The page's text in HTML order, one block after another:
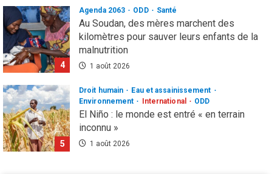
4
Agenda 2063 ODD Santé
Au Soudan, des mères marchent des
kilomètres pour sauver leurs enfants de la
malnutrition
1 août 2026
5
Droit humain
Eau et assainissement
Environnement
International ODD
El Niño : le monde est entré « en terrain
inconnu »
1 août 2026